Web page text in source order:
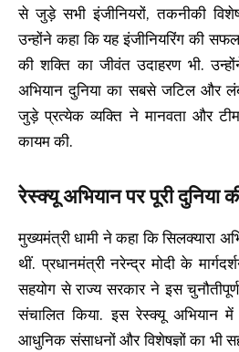
से जुड़े सभी इंजीनियरों, तकनीकी
उन्होंने कहा कि यह इंजीनियरिंग की
की शक्ति का जीवंत उदाहरण भी.
अभियान दुनिया का सबसे जटिल और
जुड़े प्रत्येक व्यक्ति ने मानवता और
कायम की.
रेस्क्यू अभियान पर पूरी दुनिया
मुख्यमंत्री धामी ने कहा कि सिलक्यारा
थीं. प्रधानमंत्री नरेन्द्र मोदी के
सहयोग से राज्य सरकार ने इस
संचालित किया. इस रेस्क्यू अभियान
आधुनिक संसाधनों और विशेषज्ञों का भी